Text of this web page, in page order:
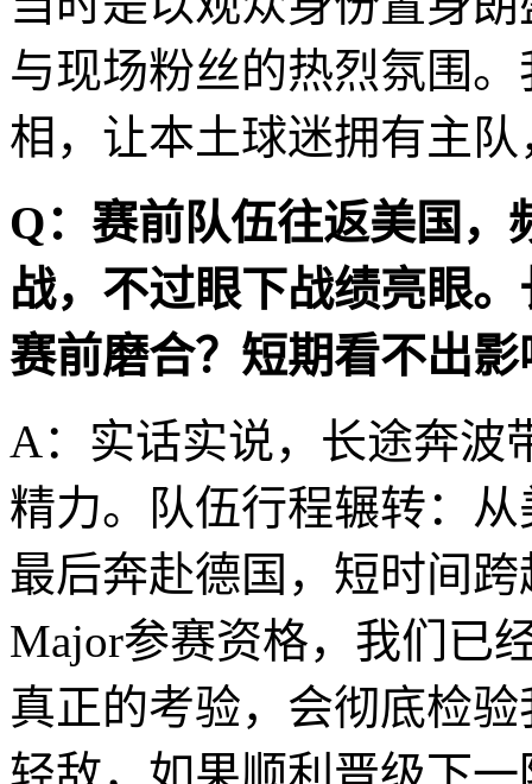
与现场粉丝的热烈氛围
相，让本土球迷拥有主
Q：赛前队伍往返美国，
战，不过眼下战绩亮眼
赛前磨合？短期看不出
A：实话实说，长途奔波
精力。队伍行程辗转：
最后奔赴德国，短时间
Major参赛资格，我们已
真正的考验，会彻底检